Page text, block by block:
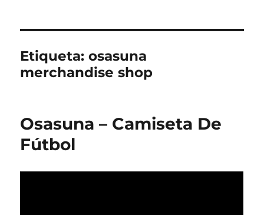
Etiqueta:osasuna
merchandise shop
Osasuna – Camiseta De
Fútbol